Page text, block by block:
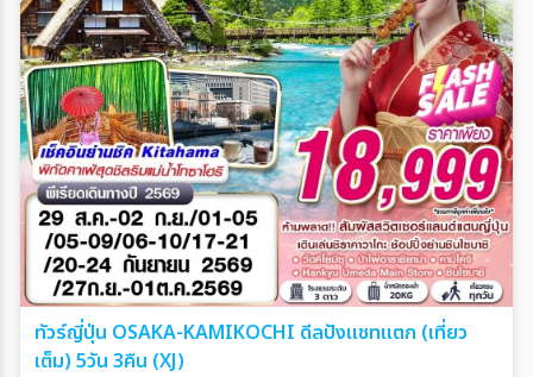
ทัวร์ญี่ปุ่น OSAKA-KAMIKOCHI ดีลปังแชทแตก (เที่ยว
เต็ม) 5วัน 3คืน (XJ)